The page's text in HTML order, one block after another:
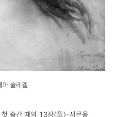
아 슐레겔
첫 출간 때의 13장(章)-서문을